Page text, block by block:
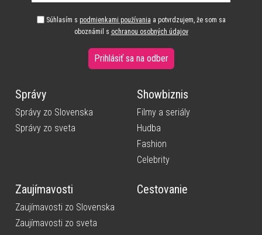
Súhlasím s podmienkami používania a potvrdzujem, že som sa
oboznámil s ochranou osobných údajov
Prihlásiť sa na odber
Správy
Správy zo Slovenska
Správy zo sveta
Showbiznis
Filmy a seriály
Hudba
Fashion
Celebrity
Zaujímavosti
Zaujímavosti zo Slovenska
Zaujímavosti zo sveta
Cestovanie